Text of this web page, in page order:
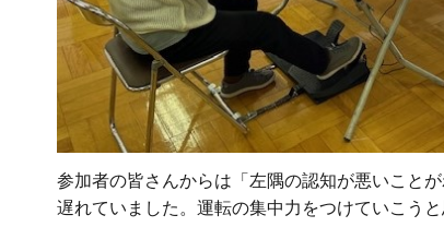
参加者の皆さんからは「左隅の認知が悪いこと
遅れていました。運転の集中力をつけていこう